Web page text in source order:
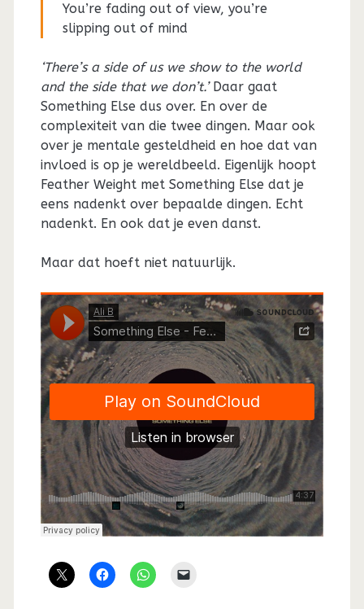
You’re fading out of view, you’re
slipping out of mind
‘There’s a side of us we show to the world
and the side that we don’t.’Daar gaat
Something Else dus over. En over de
complexiteit van die twee dingen. Maar ook
over je mentale gesteldheid en hoe dat van
invloed is op je wereldbeeld. Eigenlijk hoopt
Feather Weight met Something Else dat je
eens nadenkt over bepaalde dingen. Echt
nadenkt. En ook dat je even danst.
Maar dat hoeft niet natuurlijk.